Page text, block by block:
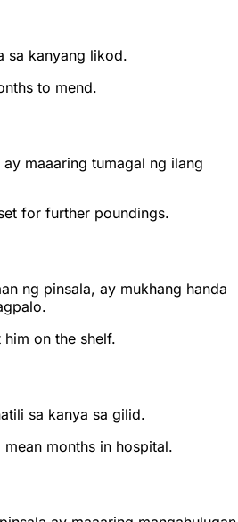
sa kanyang likod.
to mend.
maaaring tumagal ng ilang
for further poundings.
ng pinsala, ay mukhang handa
on the shelf.
sa kanya sa gilid.
months in hospital.